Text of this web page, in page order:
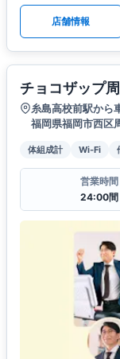
店舗情報
チョコザップ
糸島高校前駅から
福岡県福岡市西区
体組成計 Wi-Fi
営業時間
24:00間